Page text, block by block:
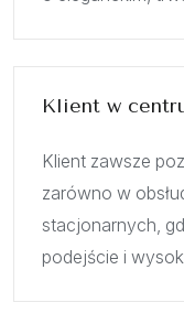
Klient w
Klient zawsze
zarówno w
stacjonarnych,
podejście i